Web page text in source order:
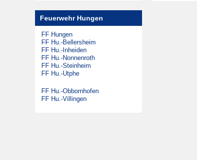
HTLF 16
LF 8/6
DLK 23/12
GW-G
SW 2000 Tr
MTW
KdoW
Gabelstapler
Jugendfeuerwehr
Rückblick
Satzung
Beitrittserklärung
Feuerwehr Hungen
FF Hungen
FF Hu.-Bellersheim
FF Hu.-Inheiden
FF Hu.-Nonnenroth
FF Hu.-Steinheim
FF Hu.-Utphe
FF Hu.-Obbornhofen
FF Hu.-Villingen